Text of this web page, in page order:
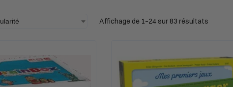
Affichage de 1–24 sur 83 résultats